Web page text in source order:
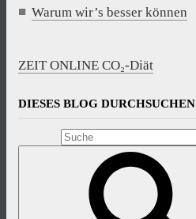
Warum wir’s besser können
ZEIT ONLINE CO₂-Diät
DIESES BLOG DURCHSUCHEN